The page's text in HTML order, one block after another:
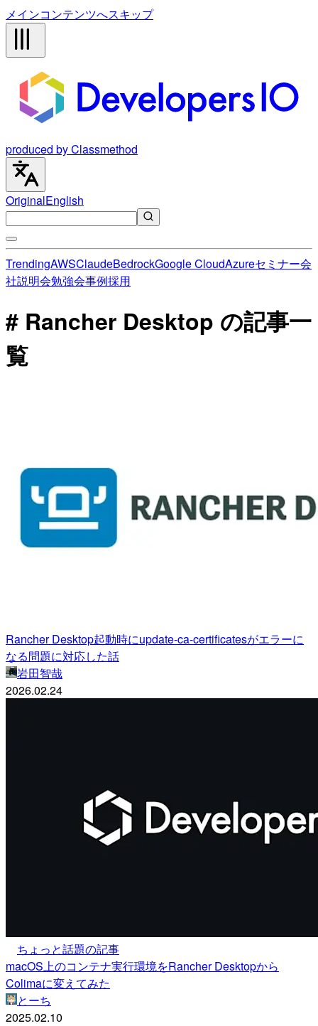
メインコンテンツへスキップ
produced by Classmethod
OriginalEnglish
TrendingAWSClaudeBedrockGoogle CloudAzureセミナー会
社説明会勉強会事例採用
# Rancher Desktop の記事一
覧
Rancher Desktop起動時にupdate-ca-certificatesがエラーに
なる問題に対応した話
岩田智哉
2026.02.24
ちょっと話題の記事
macOS上のコンテナ実行環境をRancher Desktopから
Colimaに変えてみた
とーち
2025.02.10